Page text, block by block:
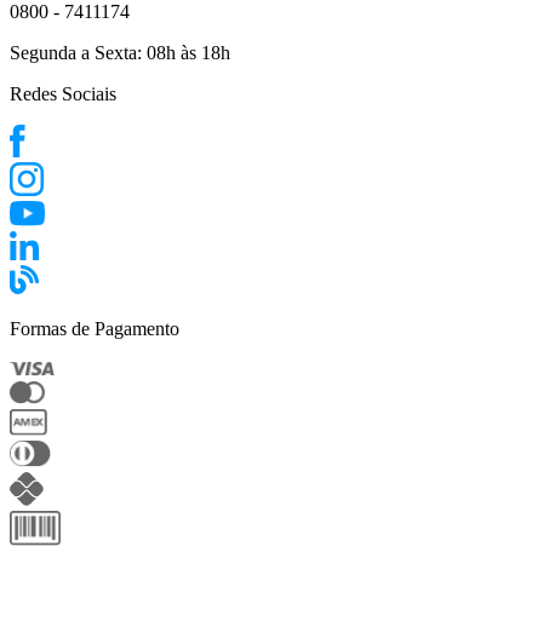
0800 - 7411174
Segunda a Sexta: 08h às 18h
Redes Sociais
Formas de Pagamento